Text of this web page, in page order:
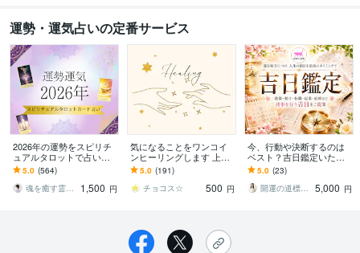
運勢・運気占いの定番サービス
2026年の運勢をスピリチ
ュアルタロットで占いま
す 2026年のテーマ、運気
の流れ、注意点をお伝え
します＊画像付
5.0 (564)
魂を癒す霊感ヒーラー占い師
1,500 円
気になることをワンコイ
ンヒーリングします 上手
くいかない人も 自分を
上げて幸せになりましょ
う /
5.0 (191)
チョコス☆
500 円
今、行動や決断するのは
ベスト？吉日鑑定いたし
ます ◆建築・動土・転
職・起業・結婚など、諸
事を行う吉日をご提案
5.0 (23)
開運の道標◆気学鑑定士◆渡辺尭瑚
5,000 円